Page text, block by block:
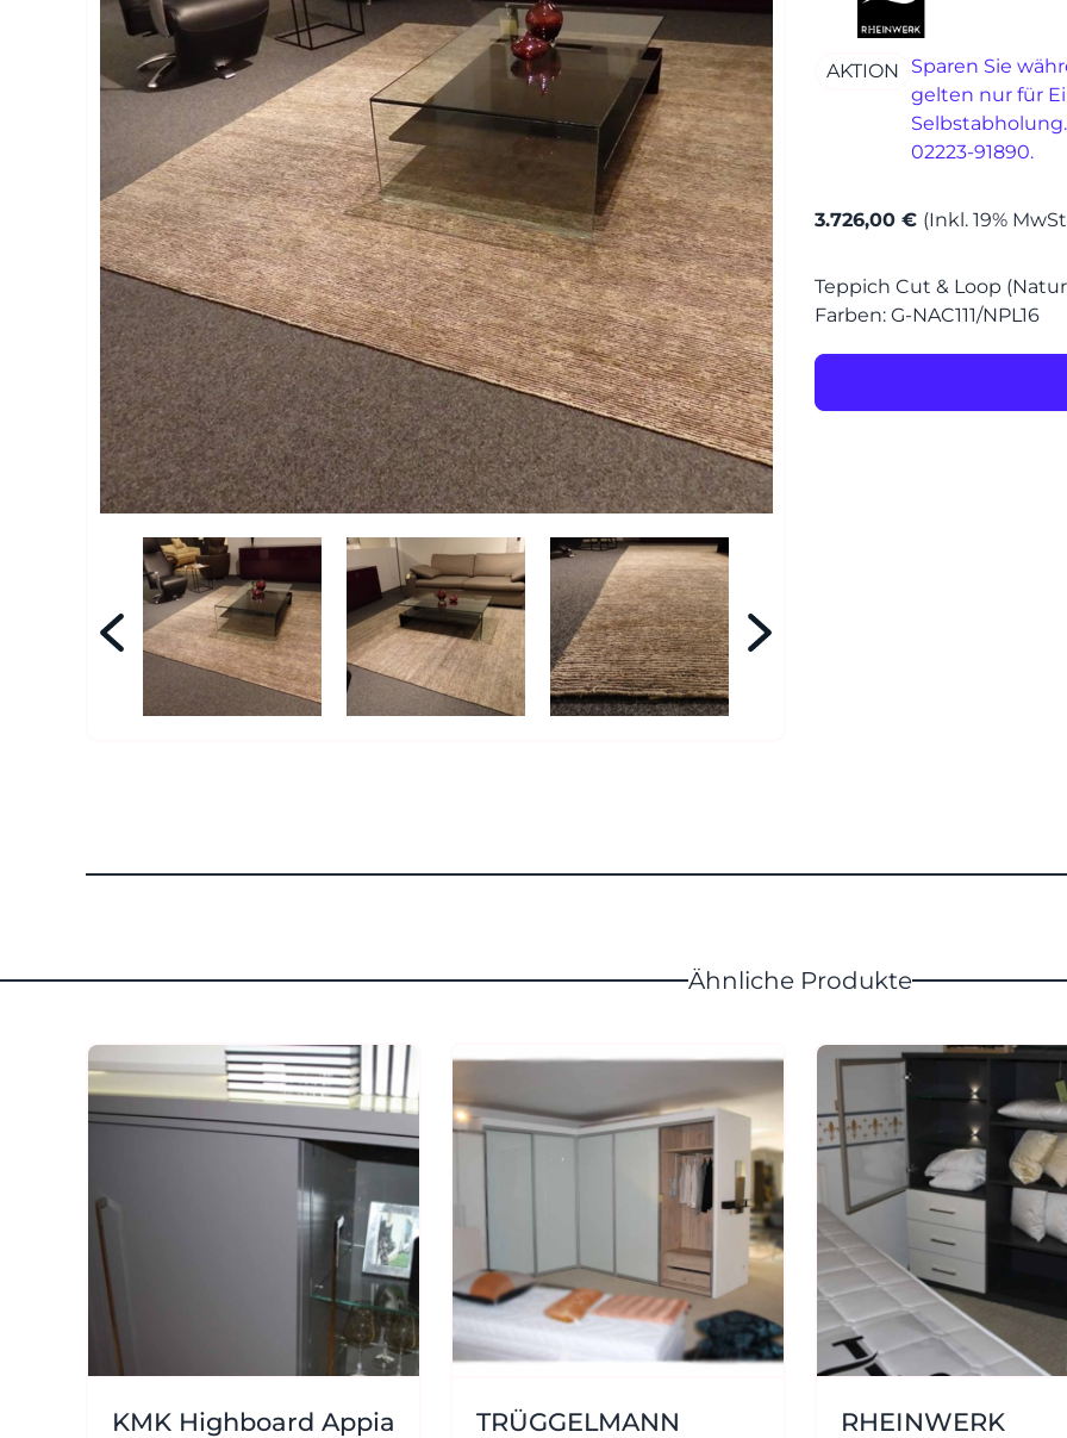
HERSTELLER
EVENTS
STYLES
RHEINWERK
MÖBEL
MÖBEL
AKTION
Sparen Sie
gelten nur für
02223-91890.
3.726,00 € (Inkl. 19%
Teppich Cut & Loop
Farben: G-NAC111/NPL16
Ähnliche Produkte
KMK Highboard Appia
TRÜGGELMANN
RHEINWERK
Senden